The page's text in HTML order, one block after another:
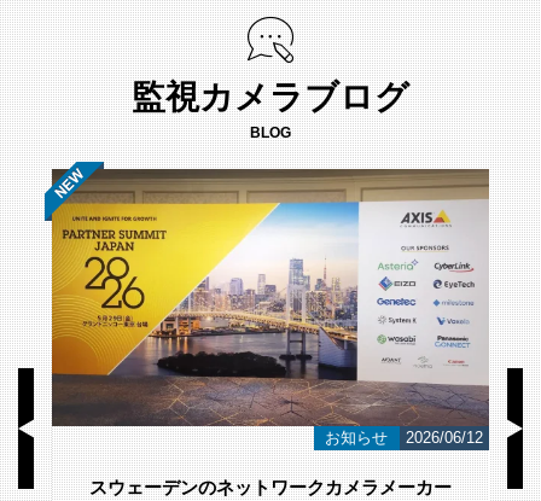
監視カメラブログ
BLOG
23 お知らせ 2026/06/12
スウェーデンのネットワークカメラメーカー